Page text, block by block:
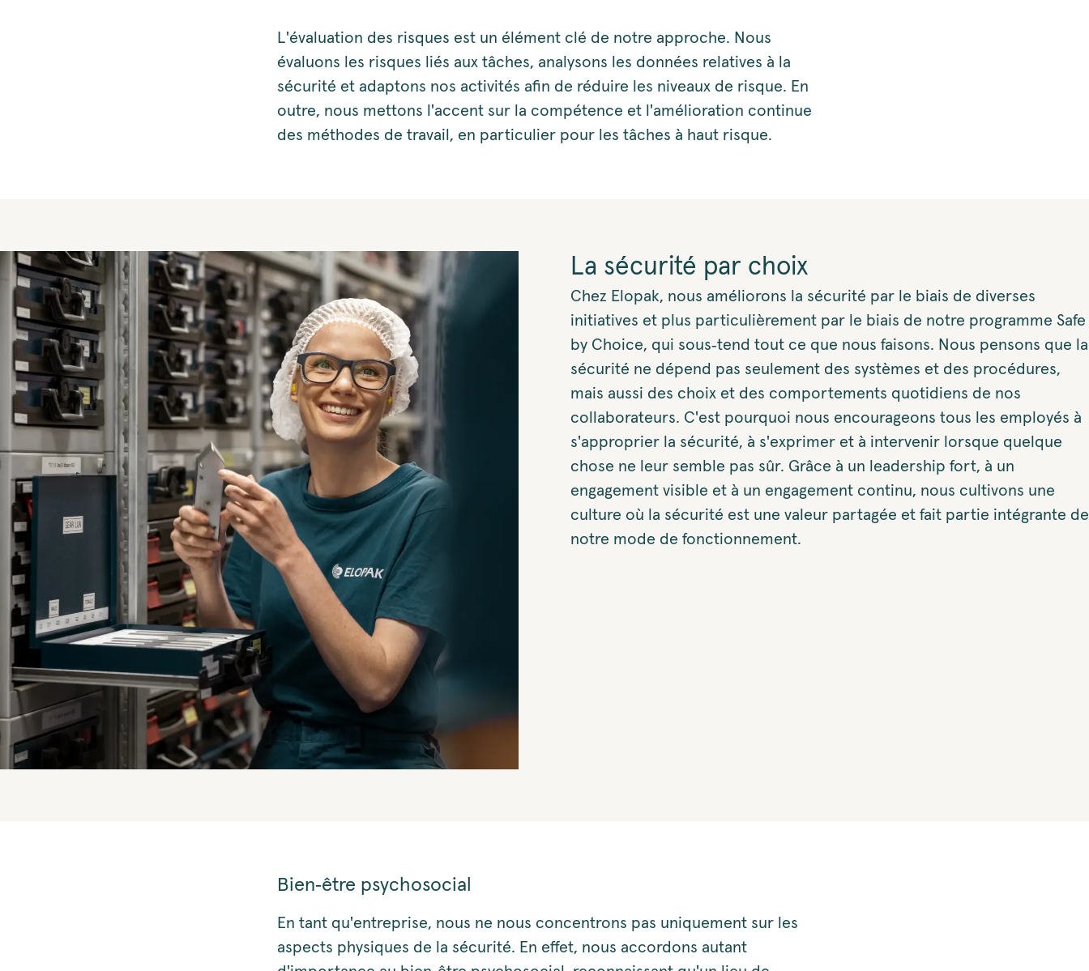
L'évaluation des risques est un élément clé de notre approche. Nous
évaluons les risques liés aux tâches, analysons les données relatives à la
sécurité et adaptons nos activités afin de réduire les niveaux de risque. En
outre, nous mettons l'accent sur la compétence et l'amélioration continue
des méthodes de travail, en particulier pour les tâches à haut risque.
La sécurité par choix
Chez Elopak, nous améliorons la sécurité par le biais de diverses
initiatives et plus particulièrement par le biais de notre programme Safe
by Choice, qui sous‑tend tout ce que nous faisons. Nous pensons que la
sécurité ne dépend pas seulement des systèmes et des procédures,
mais aussi des choix et des comportements quotidiens de nos
collaborateurs. C'est pourquoi nous encourageons tous les employés à
s'approprier la sécurité, à s'exprimer et à intervenir lorsque quelque
chose ne leur semble pas sûr. Grâce à un leadership fort, à un
engagement visible et à un engagement continu, nous cultivons une
culture où la sécurité est une valeur partagée et fait partie intégrante de
notre mode de fonctionnement.
Bien‑être psychosocial
En tant qu'entreprise, nous ne nous concentrons pas uniquement sur les
aspects physiques de la sécurité. En effet, nous accordons autant